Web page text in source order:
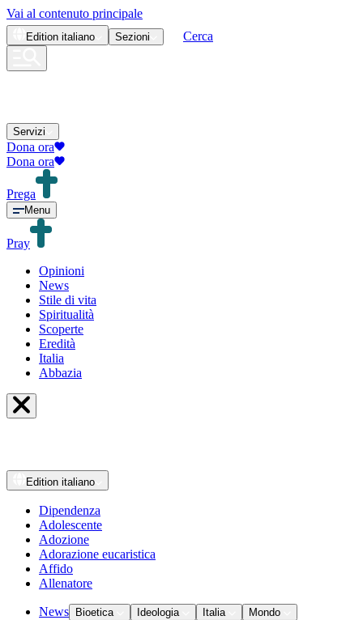
Vai al contenuto principale
Edition italiano Sezioni Cerca
Servizi
Dona ora
Dona ora
Prega
Menu
Pray
Opinioni
News
Stile di vita
Spiritualità
Scoperte
Eredità
Italia
Abbazia
Edition italiano
Dipendenza
Adolescente
Adozione
Adorazione eucaristica
Affido
Allenatore
News Bioetica Ideologia Italia
Mondo